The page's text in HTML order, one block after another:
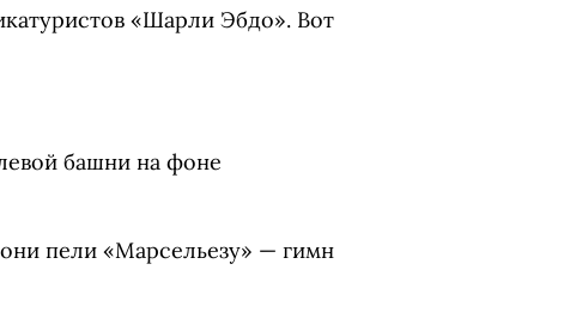
«Шарли Эбдо». Вот
башни на фоне
пели «Марсельезу» — гимн